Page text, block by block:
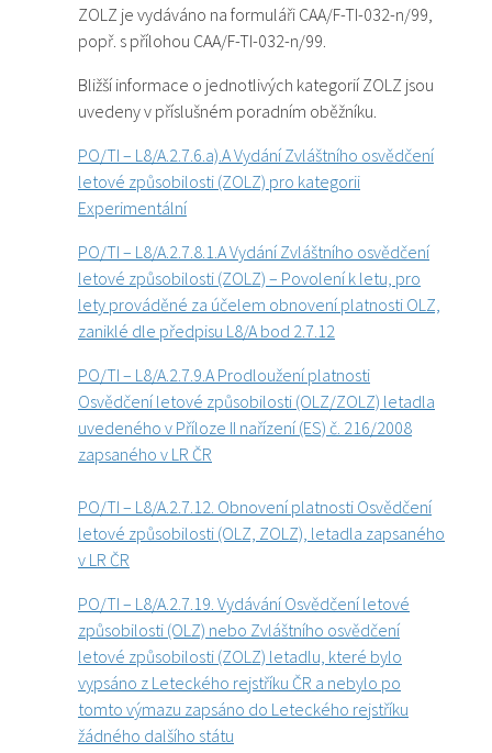
ZOLZ je vydáváno na formuláři CAA/F-TI-032-n/99,
popř. s přílohou CAA/F-TI-032-n/99.
Bližší informace o jednotlivých kategorií ZOLZ jsou
uvedeny v příslušném poradním oběžníku.
PO/TI – L8/A.2.7.6.a).A Vydání Zvláštního osvědčení
letové způsobilosti (ZOLZ) pro kategorii
Experimentální
PO/TI – L8/A.2.7.8.1.A Vydání Zvláštního osvědčení
letové způsobilosti (ZOLZ) – Povolení k letu, pro
lety prováděné za účelem obnovení platnosti OLZ,
zaniklé dle předpisu L8/A bod 2.7.12
PO/TI – L8/A.2.7.9.A Prodloužení platnosti
Osvědčení letové způsobilosti (OLZ/ZOLZ) letadla
uvedeného v Příloze II nařízení (ES) č. 216/2008
zapsaného v LR ČR
PO/TI – L8/A.2.7.12. Obnovení platnosti Osvědčení
letové způsobilosti (OLZ, ZOLZ), letadla zapsaného
v LR ČR
PO/TI – L8/A.2.7.19. Vydávání Osvědčení letové
způsobilosti (OLZ) nebo Zvláštního osvědčení
letové způsobilosti (ZOLZ) letadlu, které bylo
vypsáno z Leteckého rejstříku ČR a nebylo po
tomto výmazu zapsáno do Leteckého rejstříku
žádného dalšího státu